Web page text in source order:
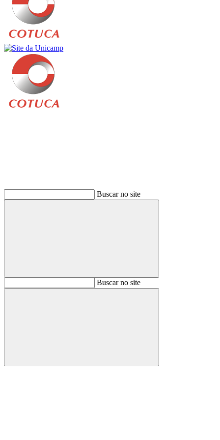
Buscar no site
BuscarBuscar no site
Buscar